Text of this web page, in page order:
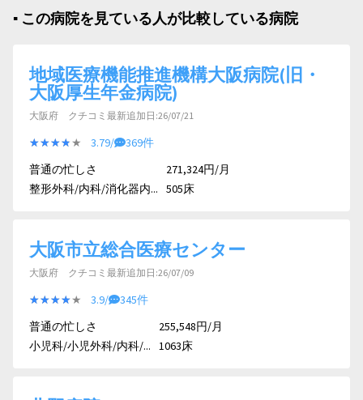
▪︎ この病院を見ている人が比較している病院
地域医療機能推進機構大阪病院(旧・
大阪厚生年金病院)
大阪府 クチコミ最新追加日:26/07/21
★★★★★
★★★★★ 3.79/
369件
普通の忙しさ
整形外科/内科/消化器内...
271,324円/月
505床
大阪市立総合医療センター
大阪府 クチコミ最新追加日:26/07/09
★★★★★
★★★★★ 3.9/
345件
普通の忙しさ
小児科/小児外科/内科/...
255,548円/月
1063床